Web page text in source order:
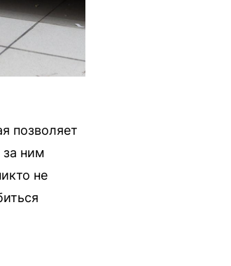
позволяет
за ним
не